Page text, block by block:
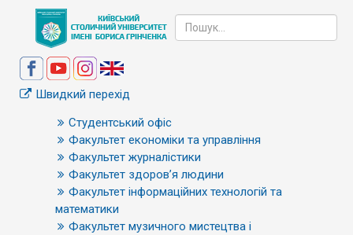
Швидкий перехід
Студентський офіс
Факультет економіки та управління
Факультет журналістики
Факультет здоров’я людини
Факультет інформаційних технологій та
математики
Факультет музичного мистецтва і